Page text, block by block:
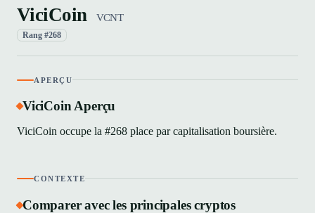
ViciCoin VCNT
Rang #268
APERÇU
ViciCoin Aperçu
ViciCoin occupe la #268 place par capitalisation boursière.
CONTEXTE
Comparer avec les principales cryptos